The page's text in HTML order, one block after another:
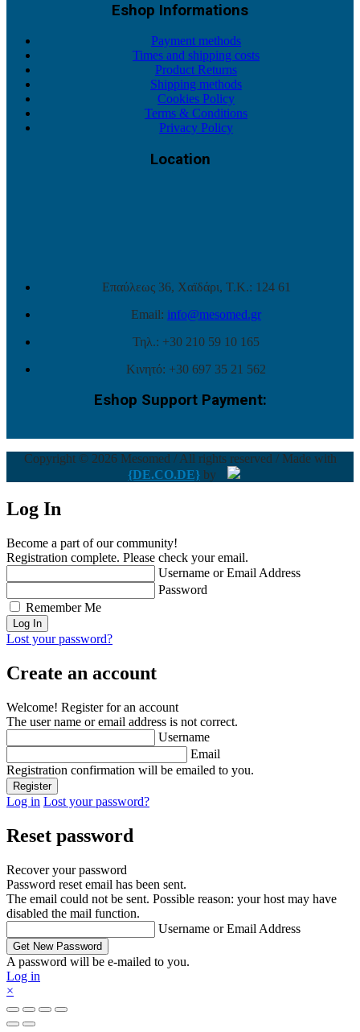
Eshop Informations
Payment methods
Times and shipping costs
Product Returns
Shipping methods
Cookies Policy
Terms & Conditions
Privacy Policy
Location
Επαύλεως 36, Χαϊδάρι, Τ.Κ.: 124 61
Email: info@mesomed.gr
Τηλ.: +30 210 59 10 165
Κινητό: +30 697 35 21 562
Eshop Support Payment:
Copyright © 2026 Mesomed / All rights reserved / Made with
{DE.CO.DE} by
Log In
Become a part of our community!
Registration complete. Please check your email.
Username or Email Address
Password
Remember Me
Lost your password?
Create an account
Welcome! Register for an account
The user name or email address is not correct.
Username
Email
Registration confirmation will be emailed to you.
Log in Lost your password?
Reset password
Recover your password
Password reset email has been sent.
The email could not be sent. Possible reason: your host may have
disabled the mail function.
Username or Email Address
A password will be e-mailed to you.
Log in
×